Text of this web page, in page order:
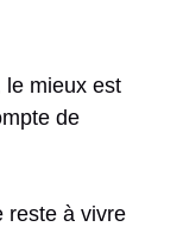
le mieux est
de
reste à vivre